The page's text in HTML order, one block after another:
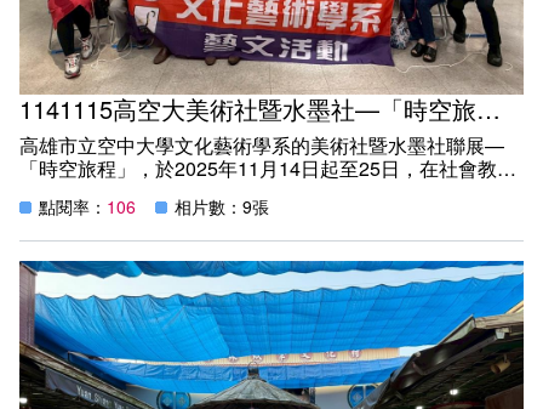
1141115高空大美術社暨水墨社—「時空旅程」小港社教館聯展
高雄市立空中大學文化藝術學系的美術社暨水墨社聯展—
「時空旅程」，於2025年11月14日起至25日，在社會教育
法課黃志煌老師共同指導下，攜手共創藝術，展出有50件
美術及27件水墨作品，展現進步及創意與教學成果。
此次聯展不僅呈現師生深厚的藝術底蘊，更透過與學生的共
同創作，激盪出創新與豐富表現力。展區規劃精緻，作品有
水彩、油畫、粉彩、水墨畫，題材豐富，充分展現文化藝術
的成果。
點閱率： 106 相片數：9張